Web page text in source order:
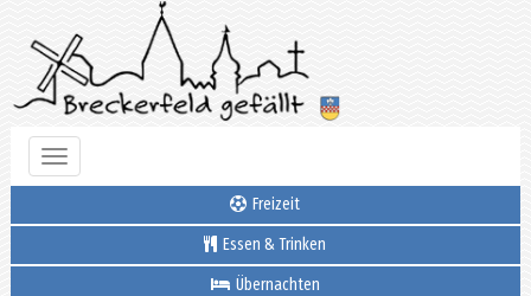
Toggle
navigation
Freizeit
Essen & Trinken
Übernachten